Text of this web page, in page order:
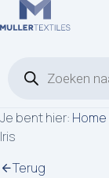
Ga naar de inhoud
Je bent hier: Home
Iris
Terug